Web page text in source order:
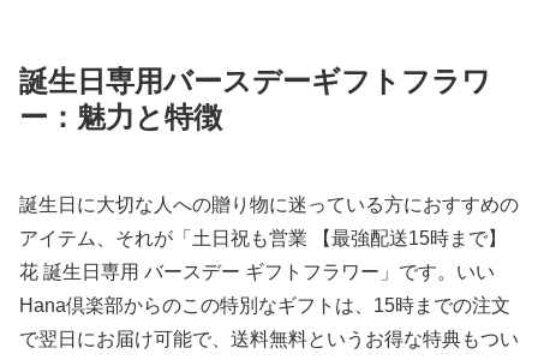
誕生日専用バースデーギフトフラワ
ー：魅力と特徴
誕生日に大切な人への贈り物に迷っている方におすすめの
アイテム、それが「土日祝も営業 【最強配送15時まで】
花 誕生日専用 バースデー ギフトフラワー」です。いい
Hana倶楽部からのこの特別なギフトは、15時までの注文
で翌日にお届け可能で、送料無料というお得な特典もつい